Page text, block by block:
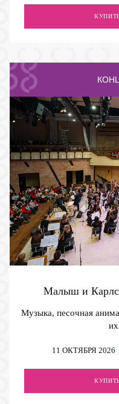
Малыш и
Музыка, песочная
11 ОКТЯБРЯ 2026